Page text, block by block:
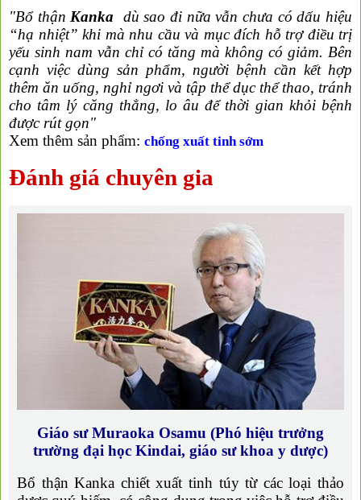
"Bổ thận Kanka dù sao đi nữa vẫn chưa có dấu hiệu
“hạ nhiệt” khi mà nhu cầu và mục đích hỗ trợ điều trị
yếu sinh nam vẫn chỉ có tăng mà không có giảm. Bên
cạnh việc dùng sản phẩm, người bệnh cần kết hợp
thêm ăn uống, nghỉ ngơi và tập thể dục thể thao, tránh
cho tâm lý căng thẳng, lo âu để thời gian khỏi bệnh
được rút gọn"
Xem thêm sản phẩm: chống xuất tinh sớm
Đánh giá chuyên gia
Giáo sư Muraoka Osamu (Phó hiệu trưởng
trường đại học Kindai, giáo sư khoa y dược)
Bổ thận Kanka chiết xuất tinh túy từ các loại thảo